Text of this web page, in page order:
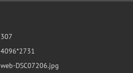
307
4096*2731
web-DSC07206.jpg